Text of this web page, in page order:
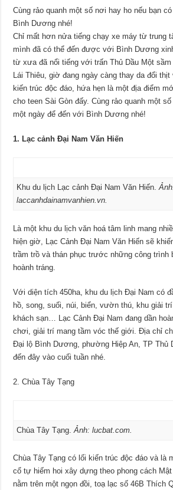
Cùng rảo quanh một số nơi hay ho nếu bạn
Bình Dương nhé!
Chỉ mất hơn nửa tiếng chạy xe máy từ trung
mình đã có thể đến được với Bình Dương
từ xưa đã nổi tiếng với trấn Thủ Dầu Một
Lái Thiêu, giờ đang ngày càng thay da đổi
kiến trúc độc đáo, hứa hẹn là một địa điểm
cho teen Sài Gòn đấy. Cùng rảo quanh một
một ngày để đến với Bình Dương nhé!
1. Lạc cảnh Đại Nam Văn Hiến
Khu du lịch Lạc cảnh Đại Nam Văn Hiến.
laccanhdainamvanhien.vn.
Là một khu du lịch văn hoá tâm linh mang
hiện giờ, Lạc Cảnh Đại Nam Văn Hiến sẽ
trầm trồ và thán phục trước những công trình
hoành tráng.
Với diện tích 450ha, khu du lịch Đại Nam có
hồ, song, suối, núi, biển, vườn thú, khu giải trí
khách sạn… Lạc Cảnh Đại Nam đang dần
chơi, giải trí mang tầm vóc thế giới. Địa chỉ
Đại lộ Bình Dương, phường Hiệp An, TP Thủ
đến đây vào cuối tuần nhé.
2. Chùa Tây Tạng
Chùa Tây Tạng.Ảnh: lucbat.com.
Chùa Tây Tạng có lối kiến trúc độc đáo và là
cổ tự hiếm hoi xây dựng theo phong cách
nằm trên một ngọn đồi, toạ lạc số 46B Thích